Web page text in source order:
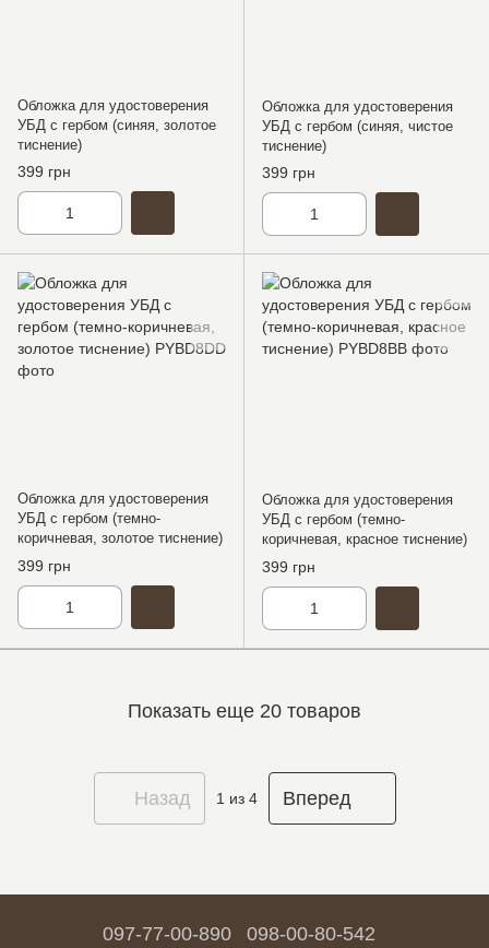
Обложка для удостоверения
УБД с гербом (синяя, золотое
тиснение)
399 грн
Обложка для удостоверения
УБД с гербом (синяя, чистое
тиснение)
399 грн
Обложка для удостоверения
УБД с гербом (темно-
коричневая, золотое тиснение)
399 грн
Обложка для удостоверения
УБД с гербом (темно-
коричневая, красное тиснение)
399 грн
Показать еще 20 товаров
Назад 1 из 4 Вперед
097-77-00-890 098-00-80-542